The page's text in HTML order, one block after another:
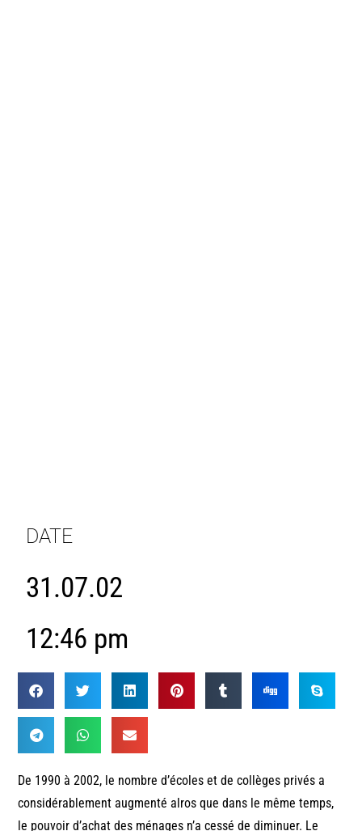
DATE
31.07.02
12:46 pm
De 1990 à 2002, le nombre d’écoles et de collèges privés a
considérablement augmenté alros que dans le même temps,
le pouvoir d’achat des ménages n’a cessé de diminuer. Le